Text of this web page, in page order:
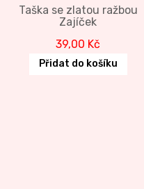
Taška se zlatou ražbou
Zajíček
39,00 Kč
Přidat do košíku